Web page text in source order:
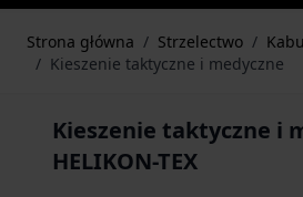
Strona główna / Strzelectwo /
/ Kieszenie taktyczne i medyczne
Kieszenie taktyczne i
HELIKON-TEX